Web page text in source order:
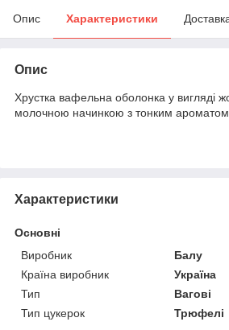
Опис Характеристики
Опис
Хрустка вафельна оболонка у вигляді
молочною начинкою з тонким ароматом
Характеристики
Основні
Виробник
Балу
Країна виробник
Україна
Тип
Вагові
Тип цукерок
Трюфелі